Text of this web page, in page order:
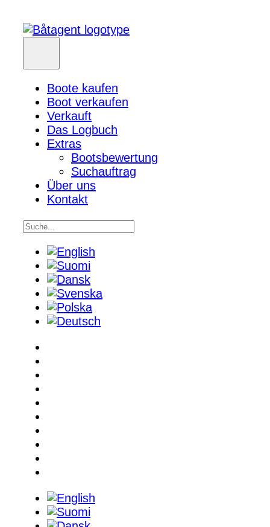
Boote kaufen
Boot verkaufen
Verkauft
Das Logbuch
Extras
Bootsbewertung
Suchauftrag
Über uns
Kontakt